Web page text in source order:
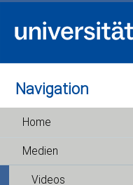
Navigation
Home
Medien
Videos